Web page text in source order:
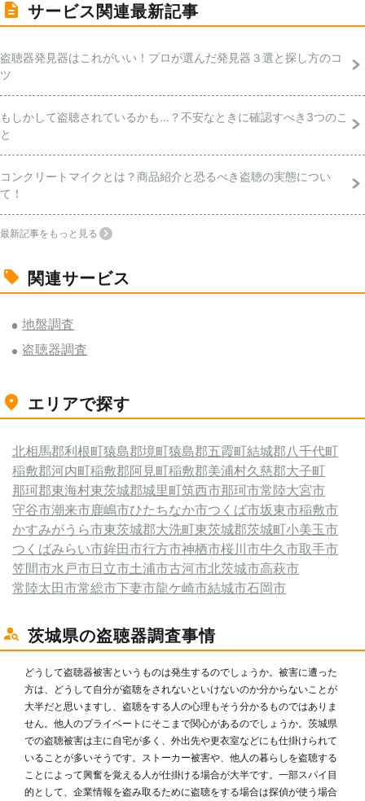
サービス関連最新記事
盗聴器発見器はこれがいい！プロが選んだ発見器３選と探し方のコ
ツ
もしかして盗聴されているかも…？不安なときに確認すべき3つのこ
と
コンクリートマイクとは？商品紹介と恐るべき盗聴の実態につい
て！
最新記事をもっと見る
関連サービス
地盤調査
盗聴器調査
エリアで探す
北相馬郡利根町猿島郡境町猿島郡五霞町結城郡八千代町
稲敷郡河内町稲敷郡阿見町稲敷郡美浦村久慈郡大子町
那珂郡東海村東茨城郡城里町筑西市那珂市常陸大宮市
守谷市潮来市鹿嶋市ひたちなか市つくば市坂東市稲敷市
かすみがうら市東茨城郡大洗町東茨城郡茨城町小美玉市
つくばみらい市鉾田市行方市神栖市桜川市牛久市取手市
笠間市水戸市日立市土浦市古河市北茨城市高萩市
常陸太田市常総市下妻市龍ケ崎市結城市石岡市
茨城県の盗聴器調査事情
どうして盗聴器被害というものは発生するのでしょうか。被害に遭った
方は、どうして自分が盗聴をされないといけないのか分からないことが
大半だと思いますし、盗聴をする人の心理もそう分かるものではありま
せん。他人のプライベートにそこまで関心があるのでしょうか。茨城県
での盗聴被害は主に自宅が多く、外出先や更衣室などにも仕掛けられて
いることが多いそうです。ストーカー被害や、他人の暮らしを盗聴する
ことによって興奮を覚える人が仕掛ける場合が大半です。一部スパイ目
的として、企業情報を盗み取るために盗聴をする場合は探偵が使う場合